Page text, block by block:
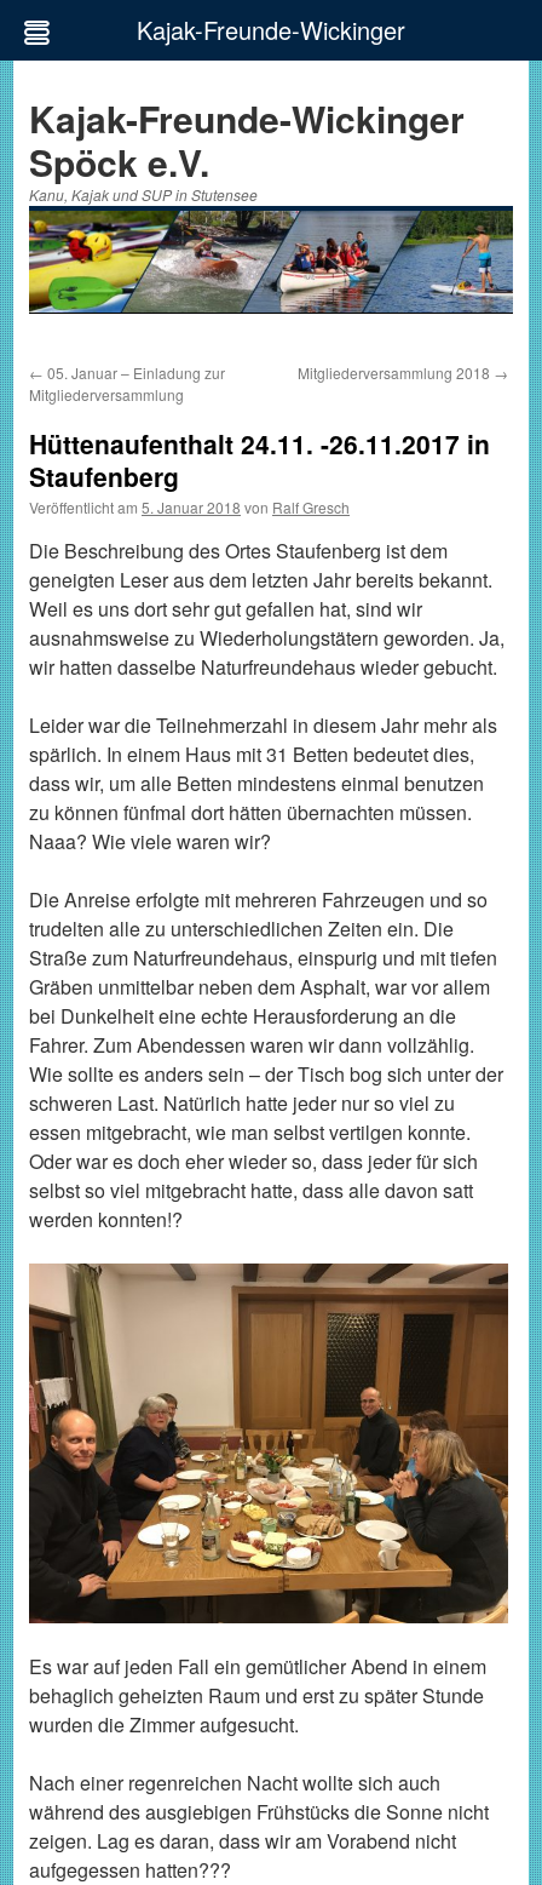
springen
Kajak-Freunde-Wickinger
Spöck e.V.
Kanu, Kajak und SUP in Stutensee
← 05. Januar – Einladung zur
Mitgliederversammlung
Mitgliederversammlung 2018 →
Hüttenaufenthalt 24.11. -26.11.2017 in
Staufenberg
Veröffentlicht am 5. Januar 2018 von Ralf Gresch
Die Beschreibung des Ortes Staufenberg ist dem
geneigten Leser aus dem letzten Jahr bereits bekannt.
Weil es uns dort sehr gut gefallen hat, sind wir
ausnahmsweise zu Wiederholungstätern geworden. Ja,
wir hatten dasselbe Naturfreundehaus wieder gebucht.
Leider war die Teilnehmerzahl in diesem Jahr mehr als
spärlich. In einem Haus mit 31 Betten bedeutet dies,
dass wir, um alle Betten mindestens einmal benutzen
zu können fünfmal dort hätten übernachten müssen.
Naaa? Wie viele waren wir?
Die Anreise erfolgte mit mehreren Fahrzeugen und so
trudelten alle zu unterschiedlichen Zeiten ein. Die
Straße zum Naturfreundehaus, einspurig und mit tiefen
Gräben unmittelbar neben dem Asphalt, war vor allem
bei Dunkelheit eine echte Herausforderung an die
Fahrer. Zum Abendessen waren wir dann vollzählig.
Wie sollte es anders sein – der Tisch bog sich unter der
schweren Last. Natürlich hatte jeder nur so viel zu
essen mitgebracht, wie man selbst vertilgen konnte.
Oder war es doch eher wieder so, dass jeder für sich
selbst so viel mitgebracht hatte, dass alle davon satt
werden konnten!?
Es war auf jeden Fall ein gemütlicher Abend in einem
behaglich geheizten Raum und erst zu später Stunde
wurden die Zimmer aufgesucht.
Nach einer regenreichen Nacht wollte sich auch
während des ausgiebigen Frühstücks die Sonne nicht
zeigen. Lag es daran, dass wir am Vorabend nicht
aufgegessen hatten???
Kajak-Freunde-Wickinger